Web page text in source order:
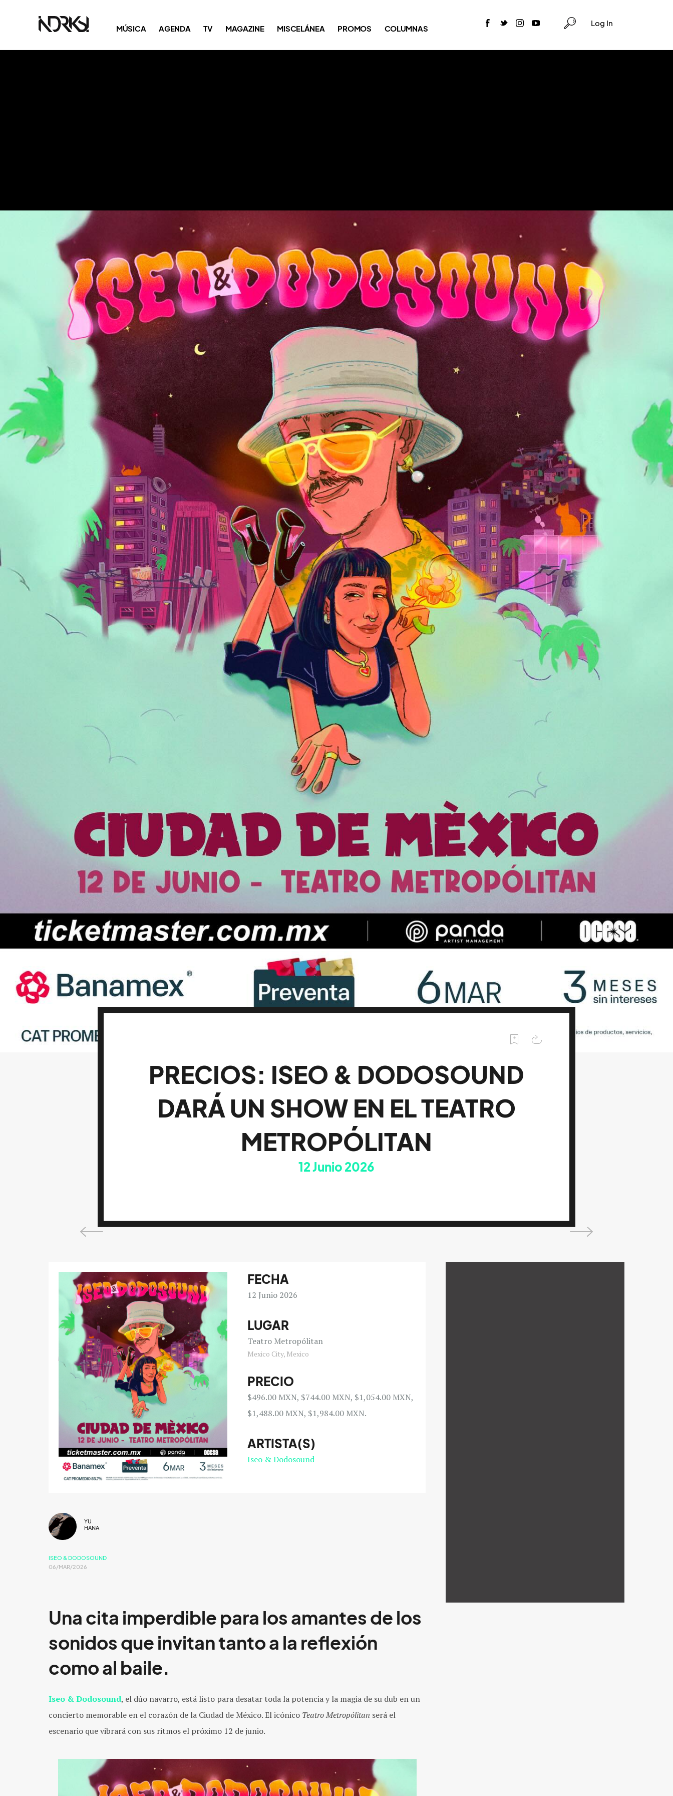
MÚSICA AGENDA TV MAGAZINE MISCELÁNEA PROMOS COLUMNAS
Log In
PRECIOS: ISEO & DODOSOUND
DARÁ UN SHOW EN EL TEATRO
METROPÓLITAN
12Junio 2026
FECHA
12 Junio 2026
LUGAR
Teatro Metropólitan
Mexico City, Mexico
PRECIO
$496.00 MXN, $744.00 MXN, $1,054.00 MXN,
$1,488.00 MXN, $1,984.00 MXN.
ARTISTA(S)
Iseo & Dodosound
YU
HANA
ISEO & DODOSOUND
06/MAR/2026
Una cita imperdible para los amantes de los
sonidos que invitan tanto a la reflexión
como al baile.
Iseo & Dodosound, el dúo navarro, está listo para desatar toda la potencia y la magia de su dub en un
concierto memorable en el corazón de la Ciudad de México. El icónico Teatro Metropólitan será el
escenario que vibrará con sus ritmos el próximo 12 de junio.